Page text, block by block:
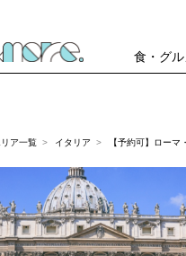
食・グル
リア一覧 イタリア 【予約可】ロー